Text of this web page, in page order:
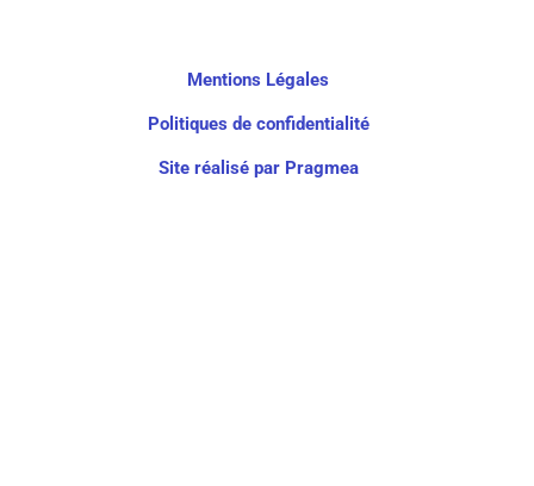
Mentions Légales
Politiques de confidentialité
Site réalisé par Pragmea